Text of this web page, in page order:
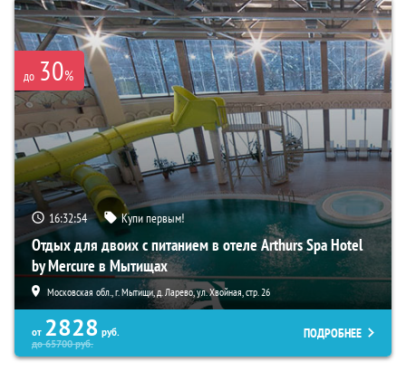
до 30%
16:32:53 Купи первым!
Отдых для двоих с питанием в отеле Arthurs Spa Hotel
by Mercure в Мытищах
Московская обл., г. Мытищи, д. Ларево, ул. Хвойная, стр. 26
от 2828 руб.
до65700руб.
ПОДРОБНЕЕ